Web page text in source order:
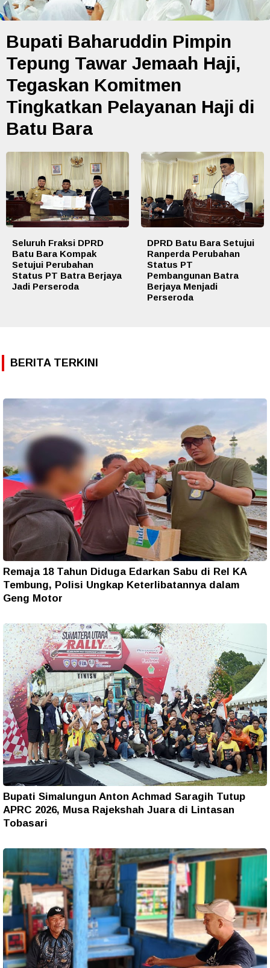
Bupati Baharuddin Pimpin
Tepung Tawar Jemaah Haji,
Tegaskan Komitmen
Tingkatkan Pelayanan Haji di
Batu Bara
Seluruh Fraksi DPRD
Batu Bara Kompak
Setujui Perubahan
Status PT Batra Berjaya
Jadi Perseroda
DPRD Batu Bara Setujui
Ranperda Perubahan
Status PT
Pembangunan Batra
Berjaya Menjadi
Perseroda
BERITA TERKINI
Remaja 18 Tahun Diduga Edarkan Sabu di Rel KA
Tembung, Polisi Ungkap Keterlibatannya dalam
Geng Motor
Bupati Simalungun Anton Achmad Saragih Tutup
APRC 2026, Musa Rajekshah Juara di Lintasan
Tobasari